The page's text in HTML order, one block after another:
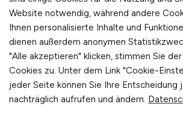
Website notwendig, während andere
Ihnen personalisierte Inhalte und
dienen außerdem anonymen
"Alle akzeptieren" klicken, stimmen Sie
Cookies zu. Unter dem Link "Cookie-
jeder Seite können Sie Ihre Entscheidung
nachträglich aufrufen und ändern.